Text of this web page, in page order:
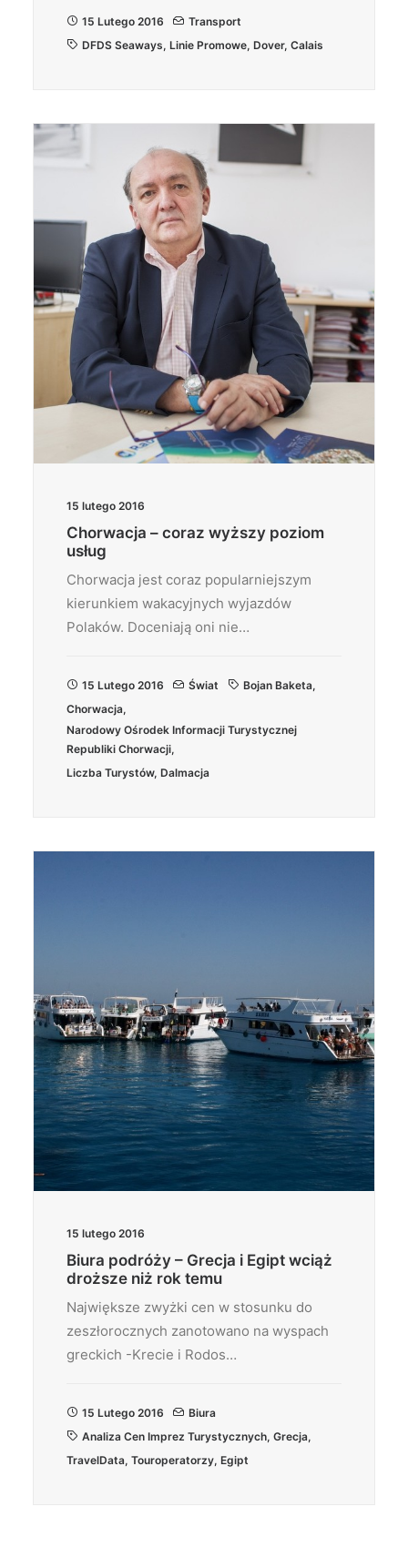
15 Lutego 2016
Transport
DFDS Seaways, Linie Promowe, Dover, Calais
15 lutego 2016
Chorwacja – coraz wyższy poziom
usług
Chorwacja jest coraz popularniejszym
kierunkiem wakacyjnych wyjazdów
Polaków. Doceniają oni nie…
15 Lutego 2016 Świat Bojan Baketa,
Chorwacja,
Narodowy Ośrodek Informacji Turystycznej
Republiki Chorwacji,
Liczba Turystów, Dalmacja
15 lutego 2016
Biura podróży – Grecja i Egipt wciąż
droższe niż rok temu
Największe zwyżki cen w stosunku do
zeszłorocznych zanotowano na wyspach
greckich -Krecie i Rodos…
15 Lutego 2016
Biura
Analiza Cen Imprez Turystycznych, Grecja,
TravelData, Touroperatorzy, Egipt